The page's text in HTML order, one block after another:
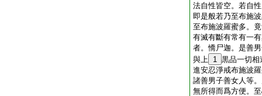
法自性皆空。若自
即是般若乃至布施
至布施波羅蜜多。
有滅有斷有常有一
者。憍尸迦。是善
與上 1 黒品一切相
進安忍淨戒布施波
諸善男子善女人等
無所得而爲方便。